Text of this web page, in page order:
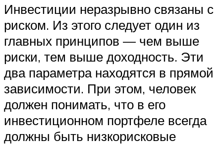
Инвестиции неразрывно связаны с
риском. Из этого следует один из
главных принципов — чем выше
риски, тем выше доходность. Эти
два параметра находятся в прямой
зависимости. При этом, человек
должен понимать, что в его
инвестиционном портфеле всегда
должны быть низкорисковые